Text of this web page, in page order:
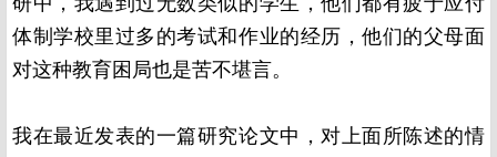
体制学校里过多的考试和作业的经历，他们的父母面
对这种教育困局也是苦不堪言。
我在最近发表的一篇研究论文中，对上面所陈述的情